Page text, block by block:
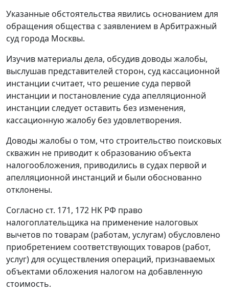
Указанные обстоятельства явились основанием для
обращения общества с заявлением в Арбитражный
суд города Москвы.
Изучив материалы дела, обсудив доводы жалобы,
выслушав представителей сторон, суд кассационной
инстанции считает, что решение суда первой
инстанции и постановление суда апелляционной
инстанции следует оставить без изменения,
кассационную жалобу без удовлетворения.
Доводы жалобы о том, что строительство поисковых
скважин не приводит к образованию объекта
налогообложения, приводились в судах первой и
апелляционной инстанций и были обоснованно
отклонены.
Согласно ст. 171, 172 НК РФ право
налогоплательщика на применение налоговых
вычетов по товарам (работам, услугам) обусловлено
приобретением соответствующих товаров (работ,
услуг) для осуществления операций, признаваемых
объектами обложения налогом на добавленную
стоимость.